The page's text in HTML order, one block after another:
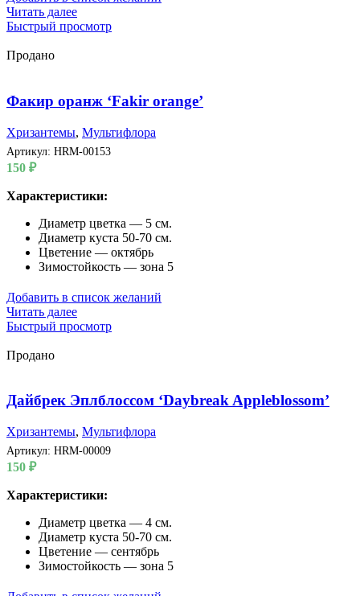
Читать далее
Быстрый просмотр
Продано
Факир оранж ‘Fakir orange’
Хризантемы, Мультифлора
Артикул: HRM-00153
150 ₽
Характеристики:
Диаметр цветка — 5 см.
Диаметр куста 50-70 см.
Цветение — октябрь
Зимостойкость — зона 5
Добавить в список желаний
Читать далее
Быстрый просмотр
Продано
Дайбрек Эплблоссом ‘Daybreak Appleblossom’
Хризантемы, Мультифлора
Артикул: HRM-00009
150 ₽
Характеристики:
Диаметр цветка — 4 см.
Диаметр куста 50-70 см.
Цветение — сентябрь
Зимостойкость — зона 5